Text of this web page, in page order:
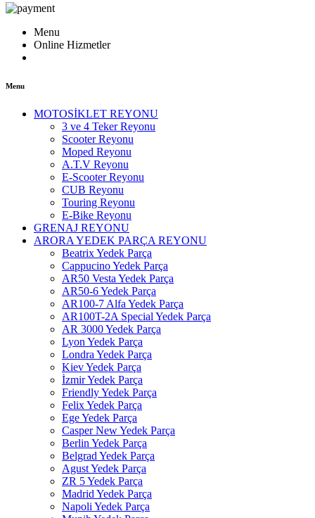
Menu
Online Hizmetler
Menu
MOTOSİKLET REYONU
3 ve 4 Teker Reyonu
Scooter Reyonu
Moped Reyonu
A.T.V Reyonu
E-Scooter Reyonu
CUB Reyonu
Touring Reyonu
E-Bike Reyonu
GRENAJ REYONU
ARORA YEDEK PARÇA REYONU
Beatrix Yedek Parça
Cappucino Yedek Parça
AR50 Vesta Yedek Parça
AR50-6 Yedek Parça
AR100-7 Alfa Yedek Parça
AR100T-2A Special Yedek Parça
AR 3000 Yedek Parça
Lyon Yedek Parça
Londra Yedek Parça
Kiev Yedek Parça
İzmir Yedek Parça
Friendly Yedek Parça
Felix Yedek Parça
Ege Yedek Parça
Casper New Yedek Parça
Berlin Yedek Parça
Belgrad Yedek Parça
Agust Yedek Parça
ZR 5 Yedek Parça
Madrid Yedek Parça
Napoli Yedek Parça